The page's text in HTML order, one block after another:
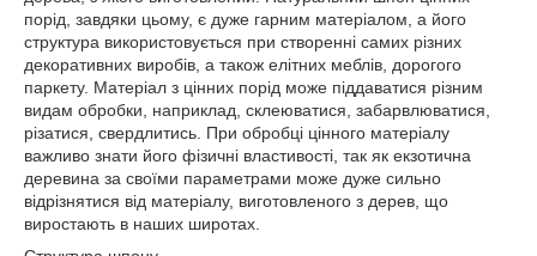
порід, завдяки цьому, є дуже гарним матеріалом, а його
структура використовується при створенні самих різних
декоративних виробів, а також елітних меблів, дорогого
паркету. Матеріал з цінних порід може піддаватися різним
видам обробки, наприклад, склеюватися, забарвлюватися,
різатися, свердлитись. При обробці цінного матеріалу
важливо знати його фізичні властивості, так як екзотична
деревина за своїми параметрами може дуже сильно
відрізнятися від матеріалу, виготовленого з дерев, що
виростають в наших широтах.